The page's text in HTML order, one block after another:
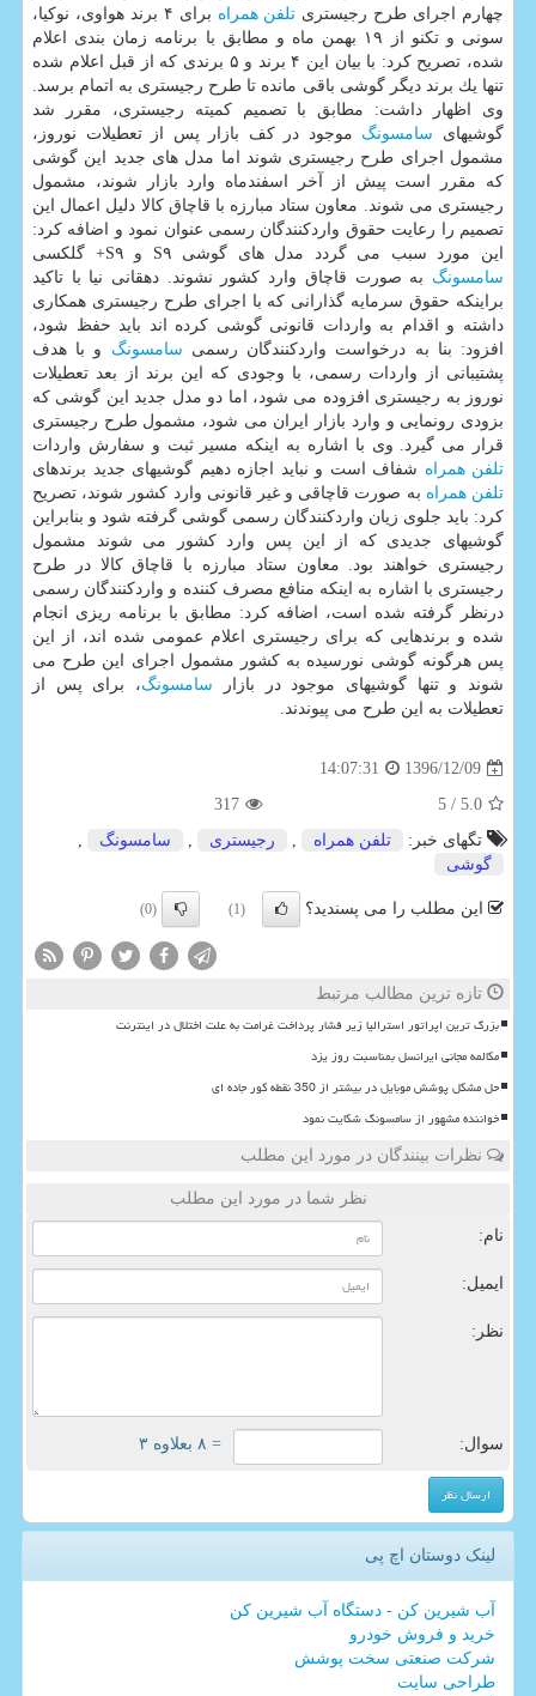
چهارم اجرای طرح رجیستری تلفن همراه
برای ۴ برند هواوی، نوكیا،
سونی و تكنو از ۱۹ بهمن ماه و مطابق با برنامه زمان بندی اعلام
شده، تصریح كرد: با بیان این ۴ برند و ۵ برندی كه از قبل اعلام شده
تنها یك برند دیگر گوشی باقی مانده تا طرح رجیستری به اتمام برسد.
وی اظهار داشت: مطابق با تصمیم كمیته رجیستری، مقرر شد
گوشیهای سامسونگ موجود در كف بازار پس از تعطیلات نوروز،
مشمول اجرای طرح رجیستری شوند اما مدل های جدید این گوشی
كه مقرر است پیش از آخر اسفندماه وارد بازار شوند، مشمول
رجیستری می شوند. معاون ستاد مبارزه با قاچاق كالا دلیل اعمال این
تصمیم را رعایت حقوق واردكنندگان رسمی عنوان نمود و اضافه كرد:
این مورد سبب می گردد مدل های گوشی S۹ و S۹+ گلكسی
سامسونگ به صورت قاچاق وارد كشور نشوند. دهقانی نیا با تاكید
براینكه حقوق سرمایه گذارانی كه با اجرای طرح رجیستری همكاری
داشته و اقدام به واردات قانونی گوشی كرده اند باید حفظ شود،
افزود: بنا به درخواست واردكنندگان رسمی سامسونگ و با هدف
پشتیبانی از واردات رسمی، با وجودی كه این برند از بعد تعطیلات
نوروز به رجیستری افزوده می شود، اما دو مدل جدید این گوشی كه
بزودی رونمایی و وارد بازار ایران می شود، مشمول طرح رجیستری
قرار می گیرد. وی با اشاره به اینكه مسیر ثبت و سفارش واردات
تلفن همراه شفاف است و نباید اجازه دهیم گوشیهای جدید برندهای
تلفن همراه به صورت قاچاقی و غیر قانونی وارد كشور شوند، تصریح
كرد: باید جلوی زیان واردكنندگان رسمی گوشی گرفته شود و بنابراین
گوشیهای جدیدی كه از این پس وارد كشور می شوند مشمول
رجیستری خواهند بود. معاون ستاد مبارزه با قاچاق كالا در طرح
رجیستری با اشاره به اینكه منافع مصرف كننده و واردكنندگان رسمی
درنظر گرفته شده است، اضافه كرد: مطابق با برنامه ریزی انجام
شده و برندهایی كه برای رجیستری اعلام عمومی شده اند، از این
پس هرگونه گوشی نورسیده به كشور مشمول اجرای این طرح می
شوند و تنها گوشیهای موجود در بازار سامسونگ، برای پس از
تعطیلات به این طرح می پیوندند.
1396/12/09
14:07:31
5.0
/ 5
317
تگهای خبر:
تلفن همراه , رجیستری , سامسونگ
,
گوشی
این مطلب را می پسندید؟ (1)
(0)
تازه ترین مطالب مرتبط
بزرگ ترین اپراتور استرالیا زیر فشار پرداخت غرامت به علت اختلال در اینترنت
مکالمه مجانی ایرانسل بمناسبت روز یزد
حل مشکل پوشش موبایل در بیشتر از 350 نقطه کور جاده ای
خواننده مشهور از سامسونگ شکایت نمود
نظرات بینندگان در مورد این مطلب
نظر شما در مورد این مطلب
نام:
ایمیل:
نظر:
سوال: = ۸ بعلاوه ۳
لینک دوستان اچ پی
آب شیرین کن - دستگاه آب شیرین کن
خرید و فروش خودرو
شرکت صنعتی سخت پوشش
طراحی سایت